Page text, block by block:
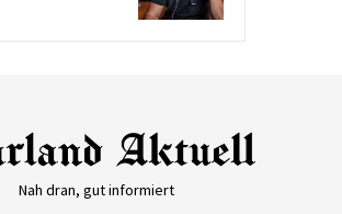
Nah dran, gut informiert